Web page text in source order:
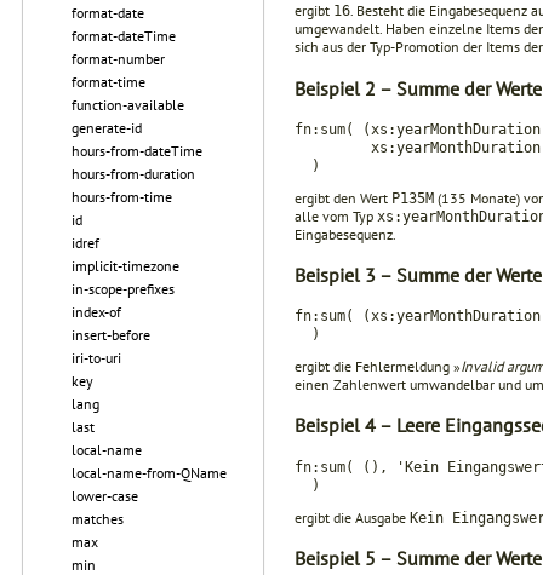
format-date
format-dateTime
format-number
format-time
function-available
generate-id
hours-from-dateTime
hours-from-duration
hours-from-time
id
idref
implicit-timezone
in-scope-prefixes
index-of
insert-before
iri-to-uri
key
lang
last
local-name
local-name-from-QName
lower-case
matches
max
min
ergibt 16. Besteht die Eingabesequenz
umge­wandelt. Haben einzelne Items
sich aus der Typ-Promotion der Items
Beispiel 2 – Summe der
fn:sum(
)
ergibt den Wert P135M (135 Monate)
alle vom Typ
Eingabesequenz.
Beispiel 3 – Summe der
fn:sum(
)
ergibt die Fehlermeldung »Invalid
einen Zahlenwert umwandelbar und
Beispiel 4 – Leere
fn:sum( (), 'Kein
)
ergibt die Ausgabe Kein
Beispiel 5 – Summe der